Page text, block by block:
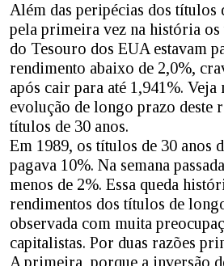
Além das peripécias dos títulos
pela primeira vez na história os
do Tesouro dos EUA estavam
rendimento abaixo de 2,0%,
após cair para até 1,941%.
evolução de longo prazo deste
títulos de 30 anos.
Em 1989, os títulos de 30 anos
pagava 10%. Na semana
menos de 2%. Essa queda
rendimentos dos títulos de
observada com muita
capitalistas. Por duas razões
A primeira, porque a inversão